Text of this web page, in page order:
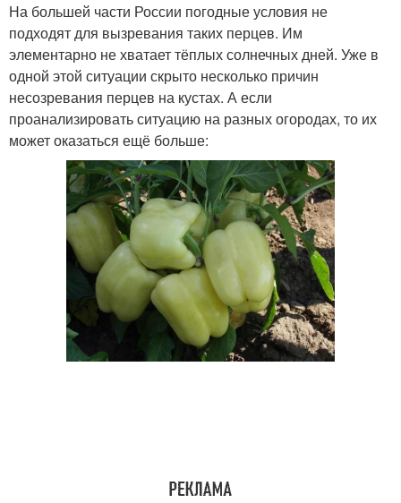
На большей части России погодные условия не
подходят для вызревания таких перцев. Им
элементарно не хватает тёплых солнечных дней. Уже в
одной этой ситуации скрыто несколько причин
несозревания перцев на кустах. А если
проанализировать ситуацию на разных огородах, то их
может оказаться ещё больше: